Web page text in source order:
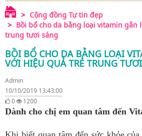
Cộng đồng Tự tin đẹp
Bồi bổ cho da bằng loại vitamin gắn
trung tươi sáng
BỒI BỔ CHO DA BẰNG LOẠI
VỚI HIỆU QUẢ TRẺ TRUNG
Admin
10/10/2019 13:43:00
0
1200
Dành cho chị em quan tâm đến